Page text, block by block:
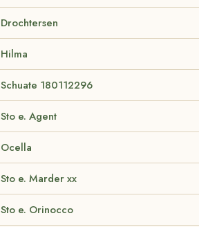
Drochtersen
Hilma
Schuate 180112296
Sto e. Agent
Ocella
Sto e. Marder xx
Sto e. Orinocco